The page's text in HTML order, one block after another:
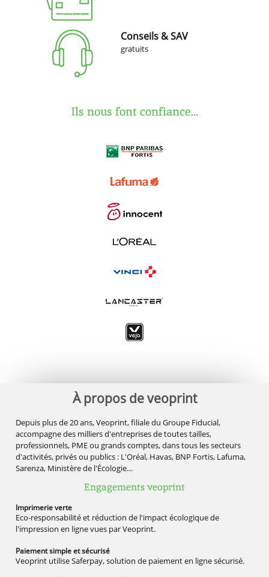
Conseils & SAV
gratuits
Ils nous font confiance...
À propos de veoprint
Depuis plus de 20 ans, Veoprint, filiale du Groupe Fiducial,
accompagne des milliers d'entreprises de toutes tailles,
professionnels, PME ou grands comptes, dans tous les secteurs
d'activités, privés ou publics : L'Oréal, Havas, BNP Fortis, Lafuma,
Sarenza, Ministère de l'Écologie…
Engagements veoprint
Imprimerieverte
Eco-responsabilité et réduction de l'impact écologique de
l'impression en ligne vues par Veoprint.
Paiement simpleet sécurisé
Veoprint utilise Saferpay, solution de paiement en ligne sécurisé.